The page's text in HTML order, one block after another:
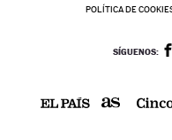
POLÍTICA DE
SÍGUENOS: